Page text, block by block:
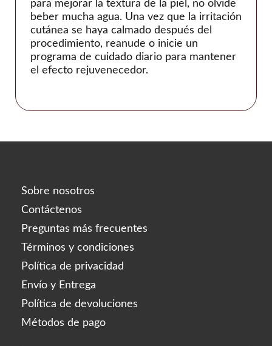
para mejorar la textura de la piel, no olvide
beber mucha agua. Una vez que la irritación
cutánea se haya calmado después del
procedimiento, reanude o inicie un
programa de cuidado diario para mantener
el efecto rejuvenecedor.
Sobre nosotros
Contáctenos
Preguntas más frecuentes
Términos y condiciones
Política de privacidad
Envío y Entrega
Política de devoluciones
Métodos de pago